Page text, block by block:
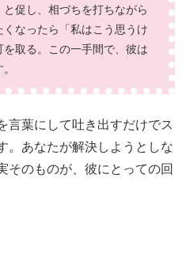
と促し、相づちを打ちながら
なったら「私はこう思うけ
取る。この一手間で、彼は
言葉にして吐き出すだけでス
。あなたが解決しようとしな
そのものが、彼にとっての回